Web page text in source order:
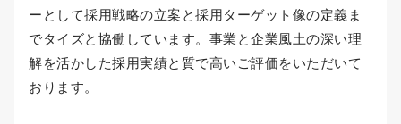
ーとして採用戦略の立案と採用ターゲット像の定義ま
でタイズと協働しています。事業と企業風土の深い理
解を活かした採用実績と質で高いご評価をいただいて
おります。